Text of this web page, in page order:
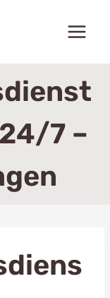
7 –